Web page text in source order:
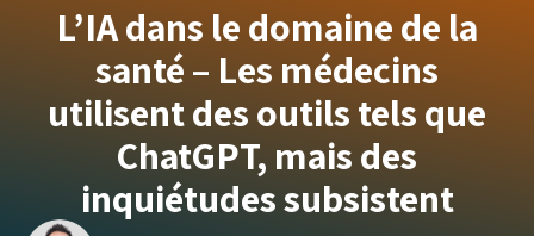
L’IA dans le domaine de la
santé – Les médecins
utilisent des outils tels que
ChatGPT, mais des
inquiétudes subsistent